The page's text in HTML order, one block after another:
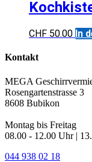
CHF 50.00 In
Kontakt
MEGA
Rosengartenstrasse 3
8608 Bubikon
Montag bis Freitag
08.00 - 12.00 Uhr |
044 938 02 18